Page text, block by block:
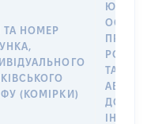
ТА НОМЕР
(КОМІРКИ)
ПРАВО
ТАКИМ
АБО
ДО